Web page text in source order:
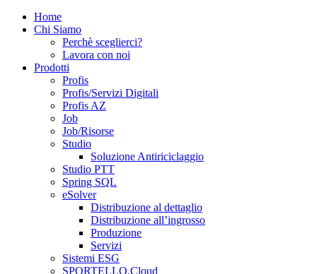
Home
Chi Siamo
Perchè sceglierci?
Lavora con noi
Prodotti
Profis
Profis/Servizi Digitali
Profis AZ
Job
Job/Risorse
Studio
Soluzione Antiriciclaggio
Studio PTT
Spring SQL
eSolver
Distribuzione al dettaglio
Distribuzione all’ingrosso
Produzione
Servizi
Sistemi ESG
SPORTELLO.Cloud